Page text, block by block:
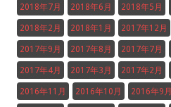
2018年7月 2018年6月 2018年5月
2018年2月 2018年1月 2017年12月
2017年9月 2017年8月 2017年7月
2017年4月 2017年3月 2017年2月
2016年11月 2016年10月 2016年9月